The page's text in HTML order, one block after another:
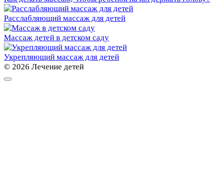
Расслабляющий массаж для детей
Массаж детей в детском саду
Укрепляющий массаж для детей
© 2026 Лечение детей